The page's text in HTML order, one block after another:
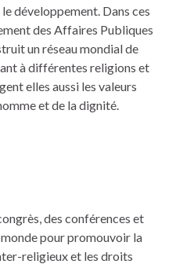
développement. Dans ces
des Affaires Publiques
un réseau mondial de
à différentes religions et
elles aussi les valeurs
et de la dignité.
des conférences et
pour promouvoir la
religieux et les droits